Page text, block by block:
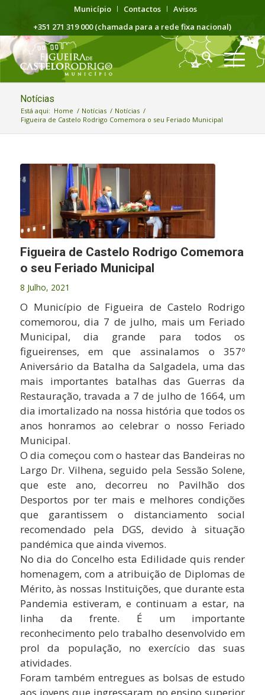
Município Contactos
Avisos
+351 271 319 000 (chamada para a rede fixa nacional)
Notícias
Está aqui: Home / Notícias / Notícias /
Figueira de Castelo Rodrigo Comemora o seu Feriado Municipal
Figueira de Castelo Rodrigo Comemora
o seu Feriado Municipal
8 Julho, 2021
O Município de Figueira de Castelo Rodrigo
comemorou, dia 7 de julho, mais um Feriado
Municipal, dia grande para todos os
figueirenses, em que assinalamos o 357º
Aniversário da Batalha da Salgadela, uma das
mais importantes batalhas das Guerras da
Restauração, travada a 7 de julho de 1664, um
dia imortalizado na nossa história que todos os
anos honramos ao celebrar o nosso Feriado
Municipal.
O dia começou com o hastear das Bandeiras no
Largo Dr. Vilhena, seguido pela Sessão Solene,
que este ano, decorreu no Pavilhão dos
Desportos por ter mais e melhores condições
que garantissem o distanciamento social
recomendado pela DGS, devido à situação
pandémica que ainda vivemos.
No dia do Concelho esta Edilidade quis render
homenagem, com a atribuição de Diplomas de
Mérito, às nossas Instituições, que durante esta
Pandemia estiveram, e continuam a estar, na
linha da frente. É um importante
reconhecimento pelo trabalho desenvolvido em
prol da população, no exercício das suas
atividades.
Foram também entregues as bolsas de estudo
aos jovens que ingressaram no ensino superior